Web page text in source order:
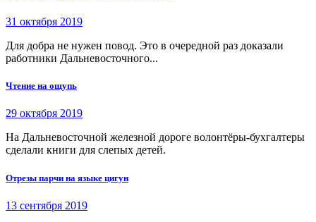
31 октября 2019
Для добра не нужен повод. Это в очередной раз доказали
работники Дальневосточного...
Чтение на ощупь
29 октября 2019
На Дальневосточной железной дороге волонтёры-бухгалтеры
сделали книги для слепых детей.
Отрезы парчи на языке цигун
13 сентября 2019